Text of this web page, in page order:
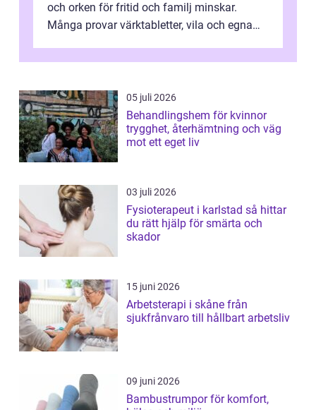
och orken för fritid och familj minskar.
Många provar värktabletter, vila och egna
05 juli 2026
Behandlingshem för kvinnor
trygghet, återhämtning och väg
mot ett eget liv
03 juli 2026
Fysioterapeut i karlstad så hittar
du rätt hjälp för smärta och
skador
15 juni 2026
Arbetsterapi i skåne från
sjukfrånvaro till hållbart arbetsliv
09 juni 2026
Bambustrumpor för komfort,